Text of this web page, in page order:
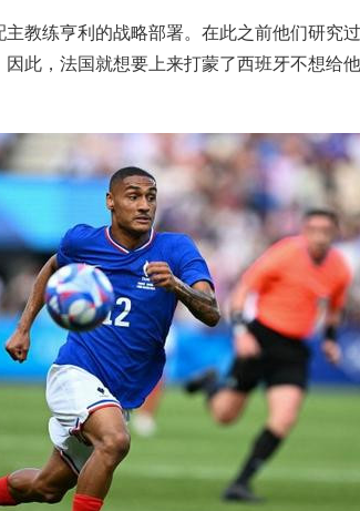
主教练亨利的战略部署。在此之前他们研究
因此，法国就想要上来打蒙了西班牙不想给